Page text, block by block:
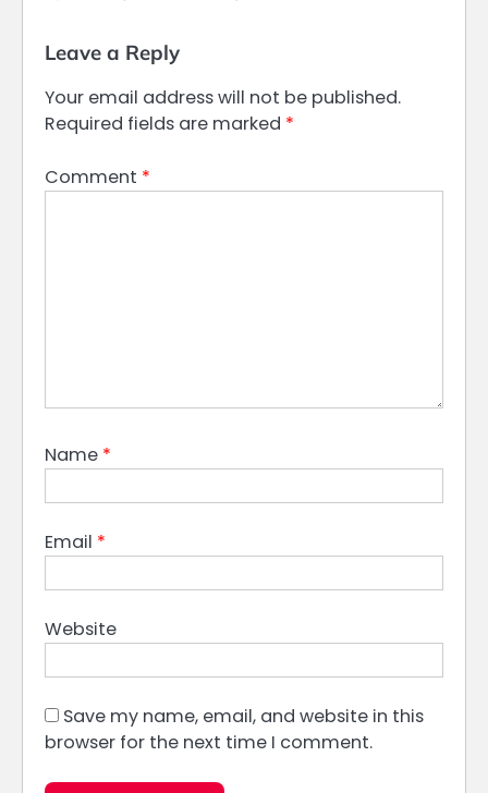
Leave a Reply
Your email address will not be published.
Required fields are marked *
Comment *
Name *
Email *
Website
Save my name, email, and website in this
browser for the next time I comment.